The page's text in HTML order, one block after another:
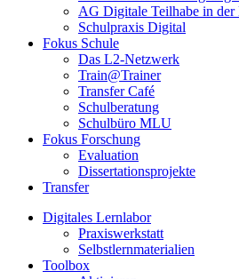
AG Digitale Teilhabe in
Schulpraxis Digital
Fokus Schule
Das L2-Netzwerk
Train@Trainer
Transfer Café
Schulberatung
Schulbüro MLU
Fokus Forschung
Evaluation
Dissertationsprojekte
Transfer
Digitales Lernlabor
Praxiswerkstatt
Selbstlernmaterialien
Toolbox